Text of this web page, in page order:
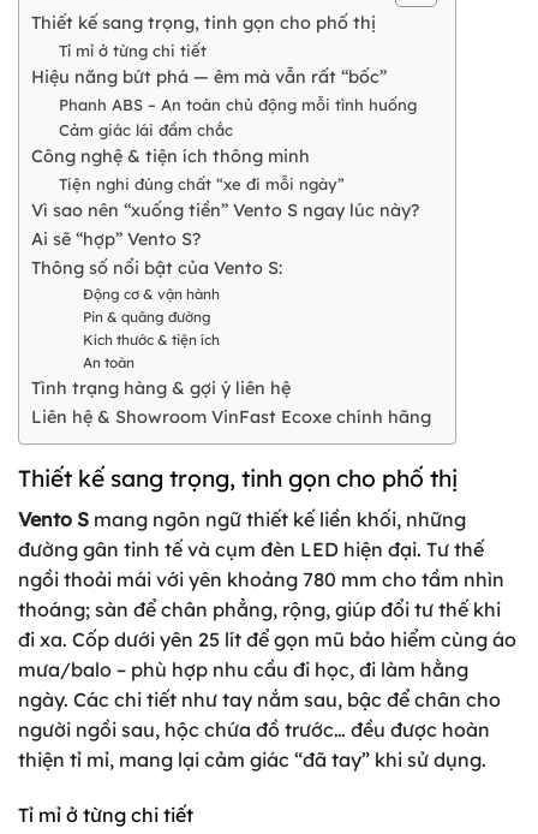
Thiết kế sang trọng, tinh gọn cho phố thị
Tỉ mỉ ở từng chi tiết
Hiệu năng bứt phá — êm mà vẫn rất “bốc”
Phanh ABS – An toàn chủ động mỗi tình huống
Cảm giác lái đầm chắc
Công nghệ & tiện ích thông minh
Tiện nghi đúng chất “xe đi mỗi ngày”
Vì sao nên “xuống tiền” Vento S ngay lúc này?
Ai sẽ “hợp” Vento S?
Thông số nổi bật của Vento S:
Động cơ & vận hành
Pin & quãng đường
Kích thước & tiện ích
An toàn
Tình trạng hàng & gợi ý liên hệ
Liên hệ & Showroom VinFast Ecoxe chính hãng
Thiết kế sang trọng, tinh gọn cho phố thị
Vento S mang ngôn ngữ thiết kế liền khối, những
đường gân tinh tế và cụm đèn LED hiện đại. Tư thế
ngồi thoải mái với yên khoảng 780 mm cho tầm nhìn
thoáng; sàn để chân phẳng, rộng, giúp đổi tư thế khi
đi xa. Cốp dưới yên 25 lít để gọn mũ bảo hiểm cùng áo
mưa/balo – phù hợp nhu cầu đi học, đi làm hằng
ngày. Các chi tiết như tay nắm sau, bậc để chân cho
người ngồi sau, hộc chứa đồ trước… đều được hoàn
thiện tỉ mỉ, mang lại cảm giác “đã tay” khi sử dụng.
Tỉ mỉ ở từng chi tiết